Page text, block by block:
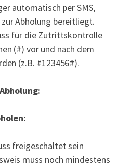
automatisch per SMS,
Abholung bereitliegt.
für die Zutrittskontrolle
(#) vor und nach dem
(z.B. #123456#).
freigeschaltet sein
muss noch mindestens